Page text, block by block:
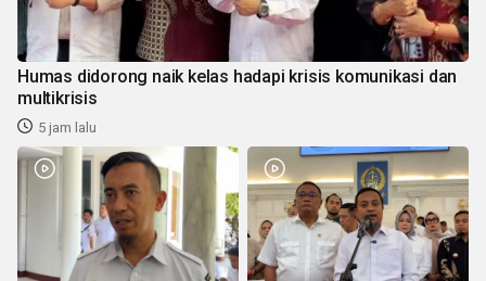
Humas didorong naik kelas hadapi krisis komunikasi dan
multikrisis
5 jam lalu